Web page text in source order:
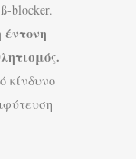
blocker.
κίνδυνο